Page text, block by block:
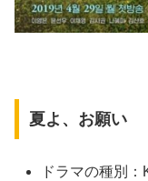
夏よ、お願い
ドラマの種別